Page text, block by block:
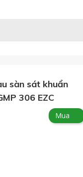
sàn sát khuẩn
306 EZC
Mua